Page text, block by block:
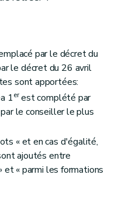
par le décret du
le décret du 26 avril
sont apportées:
1erest complété par
le conseiller le plus
« et en cas d'égalité,
ajoutés entre
et « parmi les formations